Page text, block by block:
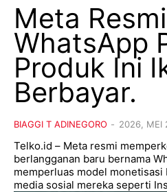
Meta
WhatsApp
Produk Ini
Berbayar.
BIAGGI T ADINEGORO - 2026, MEI
Telko.id – Meta resmi
berlangganan baru bernama
memperluas model
media sosial mereka seperti